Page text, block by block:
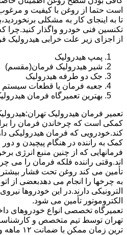
است حتما از روغن با کیفیت و
تا به اینجای کار به مشکلی
تکنسین فنی خودرو واگذار کنید.چرا
از اجزای زیر علت خرابی
پمپ هیدرولیک
شیر هیدرولیک فرمان(مقسم)
جک دو طرفه هیدرولیک
جعبه فرمان یا قطعات سیستم
بهترین تعمیرگاه فرمان
تعمیر فرمان هیدرولیک
کمکی است که چرخاندن فرمان را
کند.خودرویی که فرمان هیدرولیکی
کمک به راننده در هنگام پیچیدن و
فرمانهایی که از چنین منبع انرژی
اند.وقتی راننده فلکه فرمان را می
تأمین می کند روغن تحت فشار بیشتر
به چرخها را انجام می دهدبعضی از
الترونیکی دارند.در این خودروها
الکتروموتور تأمین می شود.
تعمیرگاه تخصصی انواع خودروهای
تهران توسط تیم متخصص و
ترین زمان ممکن با ضمانت ۱۲ ماهه و با مناسب ترین قیمت